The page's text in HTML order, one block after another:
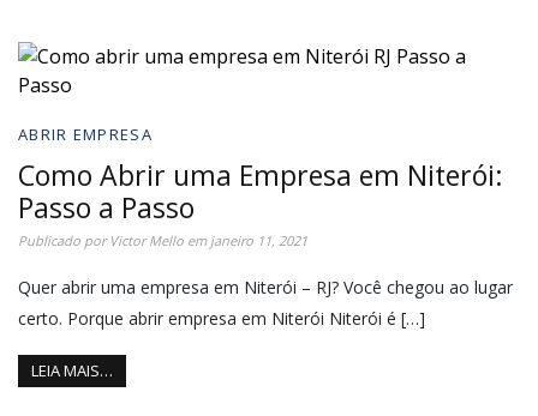
ABRIR EMPRESA
Como Abrir uma Empresa em Niterói:
Passo a Passo
Publicado por Victor Mello em janeiro 11, 2021
Quer abrir uma empresa em Niterói – RJ? Você chegou ao lugar
certo. Porque abrir empresa em Niterói Niterói é […]
LEIA MAIS…